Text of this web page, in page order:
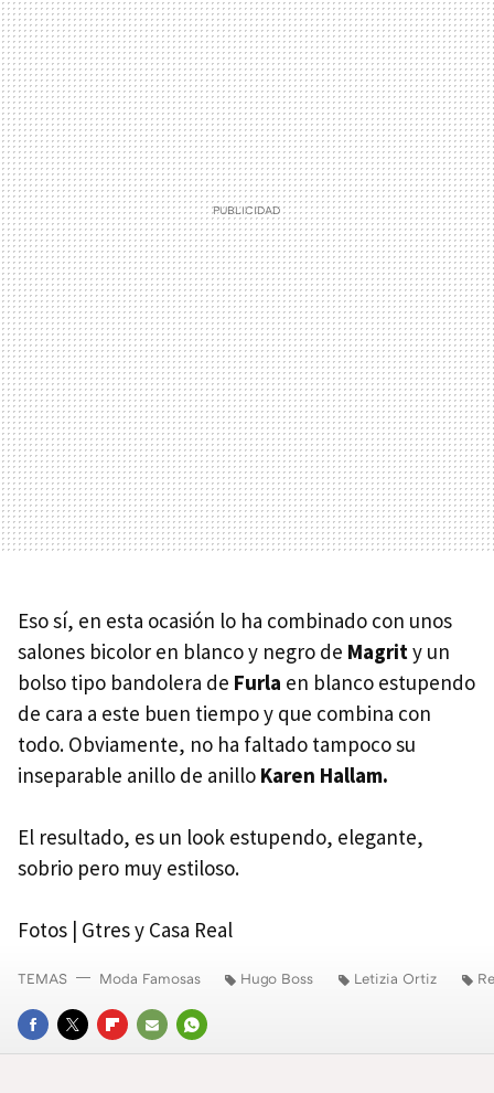
Eso sí, en esta ocasión lo ha combinado con unos
salones bicolor en blanco y negro de Magrity un
bolso tipo bandolera de Furla en blanco estupendo
de cara a este buen tiempo y que combina con
todo. Obviamente, no ha faltado tampoco su
inseparable anillo de anillo Karen Hallam.
El resultado, es un look estupendo, elegante,
sobrio pero muy estiloso.
Fotos | Gtres y Casa Real
FACEBOOK
TWITTERFLIPBOARD
E-
WHATSAPP
TEMAS Moda Famosas Hugo Boss Letizia Ortiz